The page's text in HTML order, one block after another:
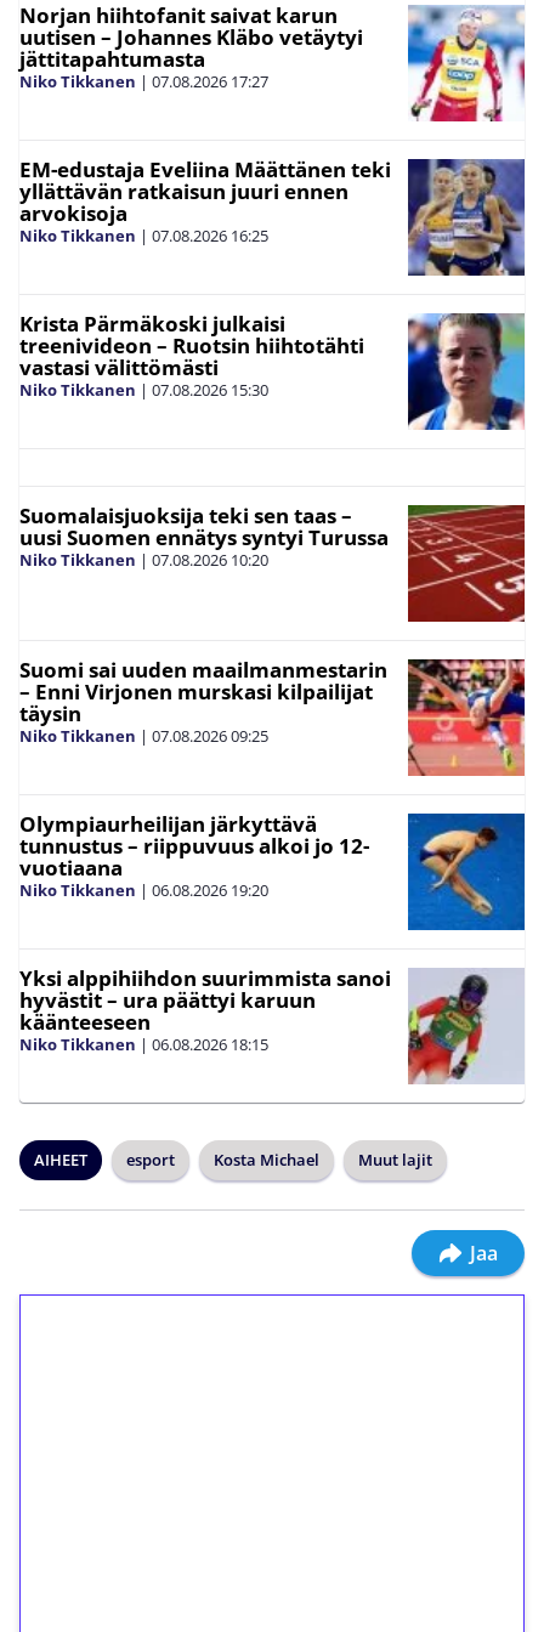
Norjan hiihtofanit saivat karun
uutisen – Johannes Kläbo vetäytyi
jättitapahtumasta
Niko Tikkanen | 07.08.2026 17:27
EM-edustaja Eveliina Määttänen teki
yllättävän ratkaisun juuri ennen
arvokisoja
Niko Tikkanen | 07.08.2026 16:25
Krista Pärmäkoski julkaisi
treenivideon – Ruotsin hiihtotähti
vastasi välittömästi
Niko Tikkanen | 07.08.2026 15:30
Suomalaisjuoksija teki sen taas –
uusi Suomen ennätys syntyi Turussa
Niko Tikkanen | 07.08.2026 10:20
Suomi sai uuden maailmanmestarin
– Enni Virjonen murskasi kilpailijat
täysin
Niko Tikkanen | 07.08.202609:25
Olympiaurheilijan järkyttävä
tunnustus – riippuvuus alkoi jo 12-
vuotiaana
Niko Tikkanen | 06.08.2026 19:20
Yksi alppihiihdon suurimmista sanoi
hyvästit – ura päättyi karuun
käänteeseen
Niko Tikkanen | 06.08.2026 18:15
AIHEET esport Kosta Michael Muut lajit
Jaa